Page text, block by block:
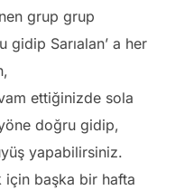
grup grup
gidip Sarıalan’ a her
ettiğinizde sola
doğru gidip,
yapabilirsiniz.
için başka bir hafta